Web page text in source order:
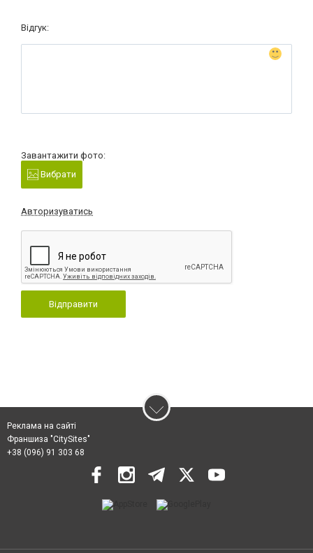
Відгук:
Завантажити фото:
Вибрати
Авторизуватись
Відправити
Реклама на сайті
Франшиза "CitySites"
+38 (096) 91 303 68